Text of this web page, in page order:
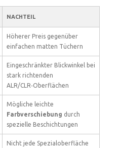
NACHTEIL
Höherer Preis gegenüber
einfachen matten Tüchern
Eingeschränkter Blickwinkel bei
stark richtenden
ALR/CLR‑Oberflächen
Mögliche leichte
Farbverschiebung durch
spezielle Beschichtungen
Nicht jede Spezialoberfläche